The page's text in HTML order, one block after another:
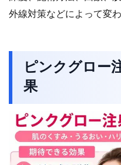
外線対策などによって変わ
ピンクグロー
果